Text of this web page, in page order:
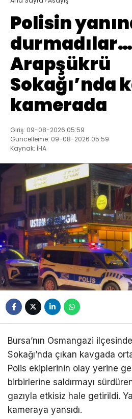
Polisin
Arapşükrü
Sokağı’nda
kamerada
Giriş: 09-08-2026 05:59
Güncelleme: 09-08-2026 05:59
Kaynak: İHA
Bursa’nın Osmangazi
Sokağı’nda çıkan kavgada
Polis ekiplerinin olay yerine
birbirlerine saldırmayı
gazıyla etkisiz hale getirildi.
kameraya yansıdı.